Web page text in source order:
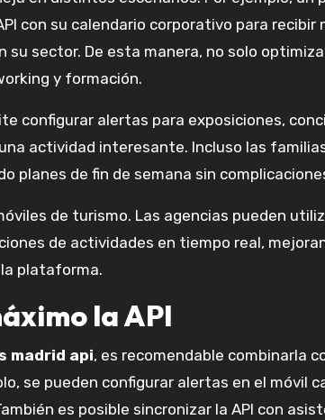
con su calendario corporativo para recibir
sector. De esta manera, no solo
y formación.
configurar alertas para exposiciones,
actividad interesante. Incluso las
planes de fin de semana sin
de turismo. Las agencias pueden
de actividades en tiempo real,
plataforma.
la API
madrid api, es recomendable combinarla
se pueden configurar alertas en el móvil
es posible sincronizar la API con